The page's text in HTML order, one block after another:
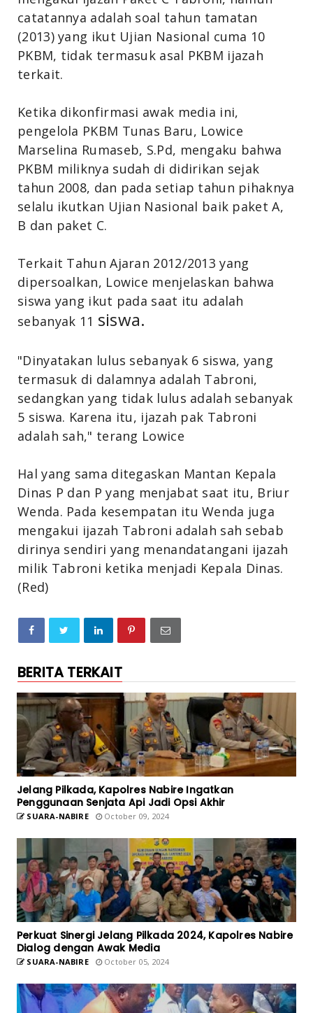
catatannya adalah soal tahun tamatan
(2013) yang ikut Ujian Nasional cuma 10
PKBM, tidak termasuk asal PKBM ijazah
terkait.
Ketika dikonfirmasi awak media ini,
pengelola PKBM Tunas Baru, Lowice
Marselina Rumaseb, S.Pd, mengaku bahwa
PKBM miliknya sudah di didirikan sejak
tahun 2008, dan pada setiap tahun pihaknya
selalu ikutkan Ujian Nasional baik paket A,
B dan paket C.
Terkait Tahun Ajaran 2012/2013 yang
dipersoalkan, Lowice menjelaskan bahwa
siswa yang ikut pada saat itu adalah
sebanyak 11 siswa.
"Dinyatakan lulus sebanyak 6 siswa, yang
termasuk di dalamnya adalah Tabroni,
sedangkan yang tidak lulus adalah sebanyak
5 siswa. Karena itu, ijazah pak Tabroni
adalah sah," terang Lowice
Hal yang sama ditegaskan Mantan Kepala
Dinas P dan P yang menjabat saat itu, Briur
Wenda. Pada kesempatan itu Wenda juga
mengakui ijazah Tabroni adalah sah sebab
dirinya sendiri yang menandatangani ijazah
milik Tabroni ketika menjadi Kepala Dinas.
(Red)
BERITA TERKAIT
Jelang Pilkada, Kapolres Nabire Ingatkan
Penggunaan Senjata Api Jadi Opsi Akhir
SUARA-NABIRE October 09, 2024
Perkuat Sinergi Jelang Pilkada 2024, Kapolres Nabire
Dialog dengan Awak Media
SUARA-NABIRE October 05, 2024